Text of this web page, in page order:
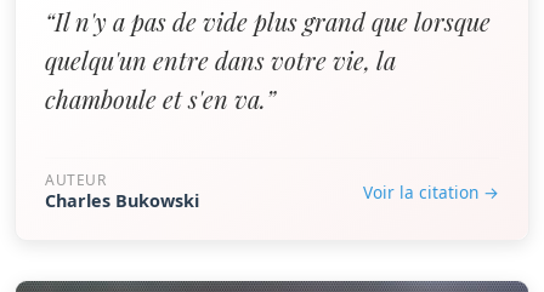
“Il n'y a pas de vide plus grand que lorsque
quelqu'un entre dans votre vie, la
chamboule et s'en va.”
AUTEUR
Charles Bukowski Voir la citation →